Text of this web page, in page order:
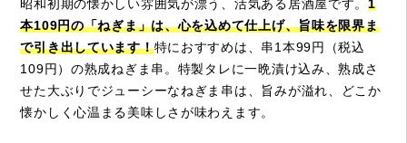
昭和初期の懐かしい雰囲気が漂う、活気ある居酒屋です。1
本109円の「ねぎま」は、心を込めて仕上げ、旨味を限界ま
で引き出しています！特におすすめは、串1本99円（税込
109円）の熟成ねぎま串。特製タレに一晩漬け込み、熟成さ
せた大ぶりでジューシーなねぎま串は、旨みが溢れ、どこか
懐かしく心温まる美味しさが味わえます。